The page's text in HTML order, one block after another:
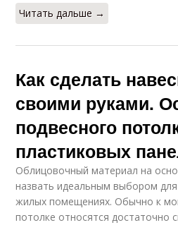
Читать дальше →
Как сделать
своими руками.
подвесного
пластиковых
Облицовочный материал на
назвать идеальным выбором
жилых помещениях. Обычно к
потолке относятся достаточно